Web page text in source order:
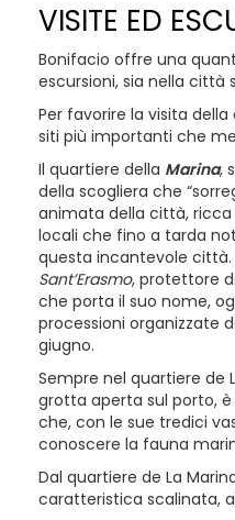
VISITE ED
Bonifacio offre una
escursioni, sia nella città
Per favorire la visita
siti più importanti che
Il quartiere della Marina,
della scogliera che
animata della città, ricca
locali che fino a tarda
questa incantevole città.
Sant’Erasmo, protettore
che porta il suo nome,
processioni organizzate
giugno.
Sempre nel quartiere de
grotta aperta sul porto,
che, con le sue tredici
conoscere la fauna
Dal quartiere de La
caratteristica scalinata,